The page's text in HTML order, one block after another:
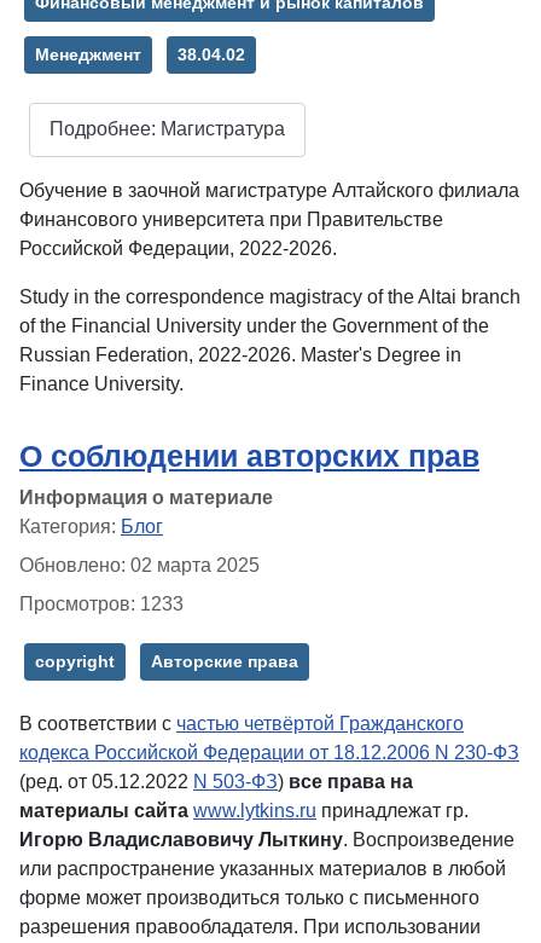
Менеджмент 38.04.02
Подробнее: Магистратура
Обучение в заочной магистратуре Алтайского филиала
Финансового университета при Правительстве
Российской Федерации, 2022-2026.
Study in the correspondence magistracy of the Altai branch
of the Financial University under the Government of the
Russian Federation, 2022-2026. Master's Degree in
Finance University.
О соблюдении авторских прав
Информация о материале
Категория: Блог
Обновлено: 02 марта 2025
Просмотров: 1233
copyright Авторские права
В соответствии с частью четвёртой Гражданского
кодекса Российской Федерации от 18.12.2006 N 230-ФЗ
(ред. от 05.12.2022 N 503-ФЗ) все права на
материалы сайта www.lytkins.ru принадлежат гр.
Игорю Владиславовичу Лыткину. Воспроизведение
или распространение указанных материалов в любой
форме может производиться только с письменного
разрешения правообладателя. При использовании